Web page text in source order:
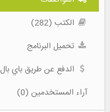
الكتب (282)
تحميل البرنامج
الدفع عن طريق باي بال
آراء المستخدمين (0)